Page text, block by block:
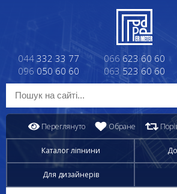
044 332 33 77
096 050 60 60
066 623 60 60
063 523 60 60
Переглянуто Обране
Каталог ліпнини
Для дизайнерів